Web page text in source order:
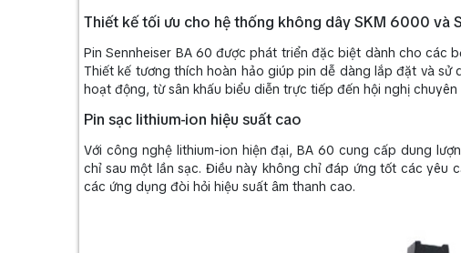
Thiết kế tối ưu cho hệ thống không dây SKM 6000 và
Pin Sennheiser BA 60 được phát triển đặc biệt dành cho các
Thiết kế tương thích hoàn hảo giúp pin dễ dàng lắp đặt và sử
hoạt động, từ sân khấu biểu diễn trực tiếp đến hội nghị chuyên
Pin sạc lithium-ion hiệu suất cao
Với công nghệ lithium-ion hiện đại, BA 60 cung cấp dung
chỉ sau một lần sạc. Điều này không chỉ đáp ứng tốt các yêu
các ứng dụng đòi hỏi hiệu suất âm thanh cao.